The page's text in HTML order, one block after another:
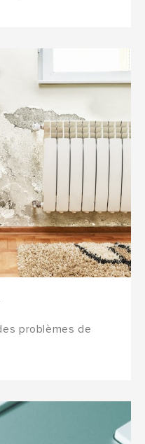
problèmes de